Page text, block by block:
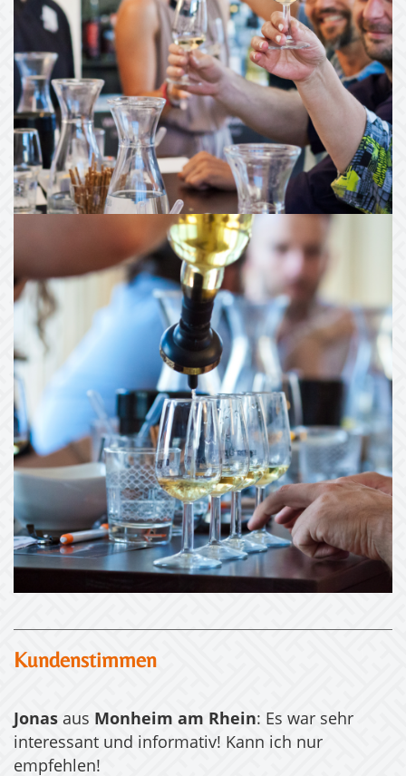
Kundenstimmen
Jonas aus Monheim am Rhein: Es war sehr
interessant und informativ! Kann ich nur
empfehlen!